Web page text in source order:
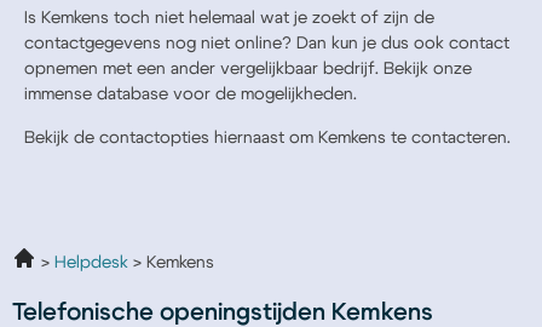
Is Kemkens toch niet helemaal wat je zoekt of zijn de
contactgegevens nog niet online? Dan kun je dus ook contact
opnemen met een ander vergelijkbaar bedrijf. Bekijk onze
immense database voor de mogelijkheden.
Bekijk de contactopties hiernaast om Kemkens te contacteren.
Helpdesk Kemkens
Telefonische openingstijden Kemkens